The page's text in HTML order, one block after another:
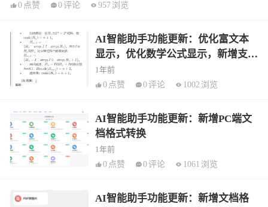
0 点赞 0评论 957 浏览
AI智能助手功能更新：优化富文本
显示，优化数学公式显示，新增支持
多模态模型
1年前
0 点赞 0评论 1002 浏览
AI智能助手功能更新：新增PC端文
档格式转换
1年前
0 点赞 0评论 1061 浏览
AI智能助手功能更新：新增文档格